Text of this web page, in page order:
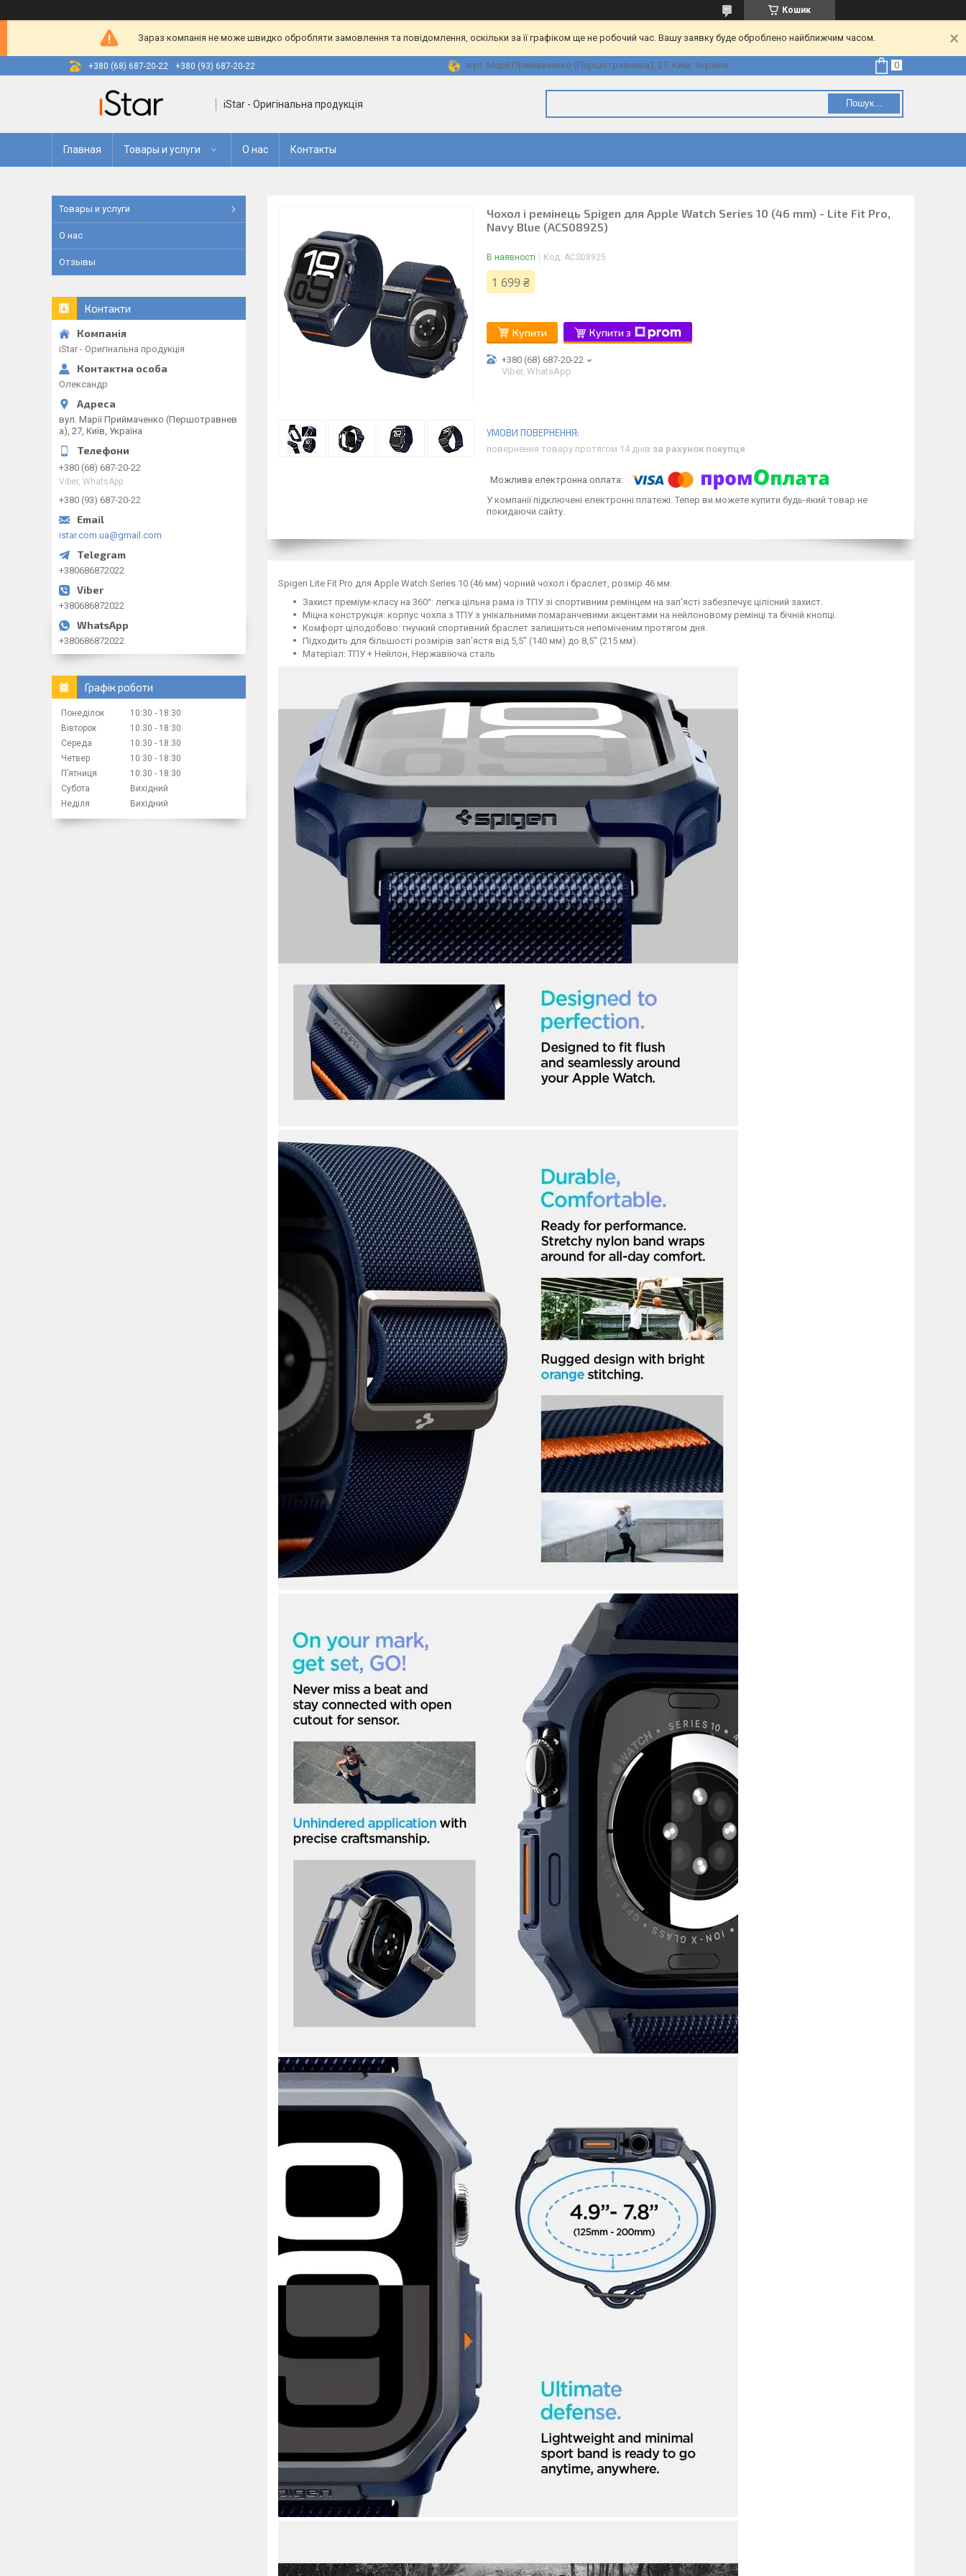
Кошик
Зараз компанія не може швидко обробляти замовлення та повідомлення, оскільки за її графіком ще не робочий час. Вашу заявку буде оброблено найближчим часом.
+380 (68) 687-20-22 +380 (93) 687-20-22 вул. Марії Приймаченко (Першотравнева), 27, Київ, Україна
iStar - Оригінальна продукція Пошук...
Главная Товары и услуги О нас Контакты
Чохол і ремінець Spigen для Apple Watch Series 10 (46 mm) - Lite Fit Pro,
Navy Blue (ACS08925)
В наявності Код: ACS08925
1 699 ₴
Купити Купити з
+380 (68) 687-20-22
Viber, WhatsApp
повернення товару протягом 14 днів за рахунок покупця
У компанії підключені електронні платежі. Тепер ви можете купити будь-який товар не
покидаючи сайту.
Spigen Lite Fit Pro для Apple Watch Series 10 (46 мм) чорний чохол і браслет, розмір 46 мм.
Захист преміум-класу на 360°: легка цільна рама із ТПУ зі спортивним ремінцем на зап'ясті забезпечує цілісний захист.
Міцна конструкція: корпус чохла з ТПУ з унікальними помаранчевими акцентами на нейлоновому ремінці та бічній кнопці.
Комфорт цілодобово: гнучкий спортивний браслет залишиться непоміченим протягом дня.
Підходить для більшості розмірів зап'ястя від 5,5" (140 мм) до 8,5" (215 мм).
Матеріал: ТПУ + Нейлон, Нержавіюча сталь
Товары и услуги
О нас
Отзывы
Контакти
iStar - Оригінальна продукція
Олександр
вул. Марії Приймаченко (Першотравнев
а), 27, Київ, Україна
+380 (68) 687-20-22
Viber, WhatsApp
+380 (93) 687-20-22
istar.com.ua@gmail.com
+380686872022
+380686872022
+380686872022
Графік роботи
Понеділок 10:30
18:30
Вівторок
10:30
18:30
Середа
10:30
18:30
Четвер
10:30
18:30
Пʼятниця
10:30
18:30
Субота
Вихідний
Неділя
Вихідний